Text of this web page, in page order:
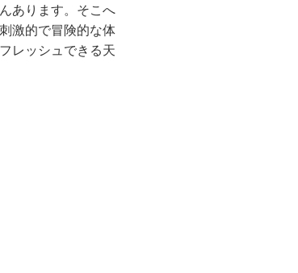
あります。そこへ
激的で冒険的な体
レッシュできる天